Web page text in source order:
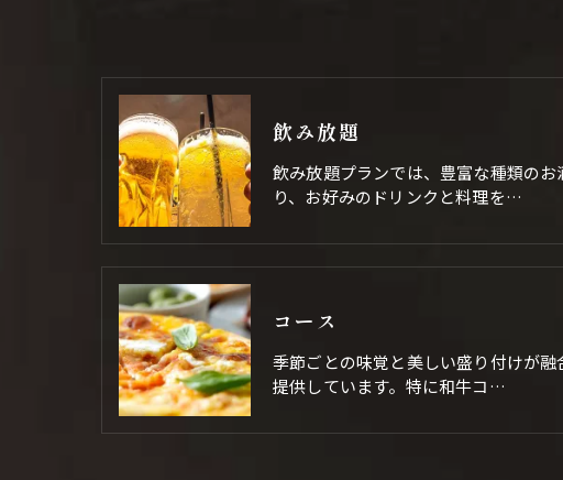
飲み放題
飲み放題プランでは、豊富な種類のお
り、お好みのドリンクと料理を…
コース
季節ごとの味覚と美しい盛り付けが融
提供しています。特に和牛コ…